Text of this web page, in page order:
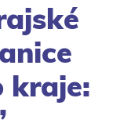
kraje: